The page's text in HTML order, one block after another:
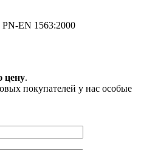
EN 1563:2000
цену.
покупателей у нас особые